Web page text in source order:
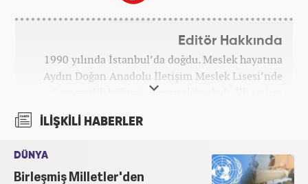
Editör Hakkında
1990 yılında İstanbul’da doğdu. Meslek hayatına
Aydın Doğan Anadolu İletişim Meslek Lisesi’nde
Gazetecilik bölümü okuyarak başladı. İlk stajını
İstanbul Üniversitesi Radyo Televizyon Yayımcılığı
Gazetesi’nde internet haberciliğine başladı. 15
senelik kariyerinde çok sayıda gazete, haber portalı
İLİŞKİLİ HABERLER
DÜNYA
Birleşmiş Milletler'den